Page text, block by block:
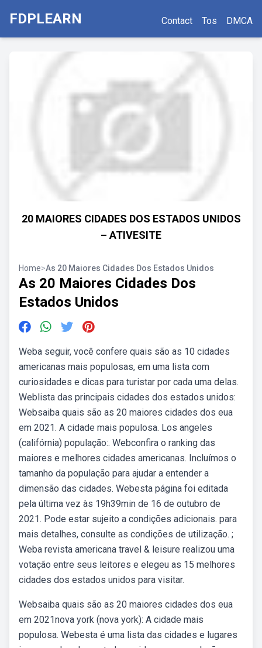
FDPLEARN Contact Tos DMCA
20 MAIORES CIDADES DOS ESTADOS UNIDOS
– ATIVESITE
Home>As 20 Maiores Cidades Dos Estados Unidos
As 20 Maiores Cidades Dos
Estados Unidos
Weba seguir, você confere quais são as 10 cidades
americanas mais populosas, em uma lista com
curiosidades e dicas para turistar por cada uma delas.
Weblista das principais cidades dos estados unidos:
Websaiba quais são as 20 maiores cidades dos eua
em 2021. A cidade mais populosa. Los angeles
(califórnia) população:. Webconfira o ranking das
maiores e melhores cidades americanas. Incluímos o
tamanho da população para ajudar a entender a
dimensão das cidades. Webesta página foi editada
pela última vez às 19h39min de 16 de outubro de
2021. Pode estar sujeito a condições adicionais. para
mais detalhes, consulte as condições de utilização. ;
Weba revista americana travel & leisure realizou uma
votação entre seus leitores e elegeu as 15 melhores
cidades dos estados unidos para visitar.
Websaiba quais são as 20 maiores cidades dos eua
em 2021nova york (nova york): A cidade mais
populosa. Webesta é uma lista das cidades e lugares